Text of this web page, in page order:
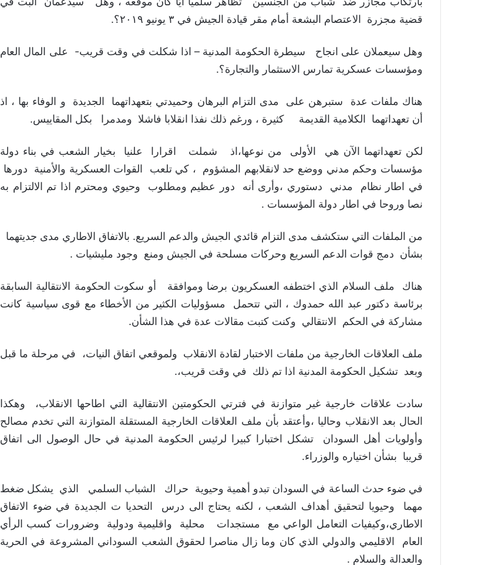
قضية مجزرة الاعتصام البشعة أمام مقر قيادة الجيش في ٣ يونيو ٢٠١٩؟.
وهل سيعملان على انجاح سيطرة الحكومة المدنية – اذا شكلت في وقت قريب- على المال العام
ومؤسسات عسكرية تمارس الاستثمار والتجارة؟.
هناك ملفات عدة ستبرهن على مدى التزام البرهان وحميدتي بتعهداتهما الجديدة و الوفاء بها ، اذ
أن تعهداتهما الكلامية القديمة كثيرة ، ورغم ذلك نفذا انقلابا فاشلا ومدمرا بكل المقاييس.
لكن تعهداتهما الآن هي الأولى من نوعها،اذ شملت اقرارا علنيا بخيار الشعب في بناء دولة
مؤسسات وحكم مدني ووضع حد لانقلابهم المشؤوم ، كي تلعب القوات العسكرية والأمنية دورها
في اطار نظام مدني دستوري ،وأرى أنه دور عظيم ومطلوب وحيوي ومحترم اذا تم الالتزام به
نصا وروحا في اطار دولة المؤسسات .
من الملفات التي ستكشف مدى التزام قائدي الجيش والدعم السريع. بالاتفاق الاطاري مدى جديتهما
بشأن دمج قوات الدعم السريع وحركات مسلحة في الجيش ومنع وجود مليشيات .
هناك ملف السلام الذي اختطفه العسكريون برضا وموافقة أو سكوت الحكومة الانتقالية السابقة
برئاسة دكتور عبد الله حمدوك ، التي تتحمل مسؤوليات الكثير من الأخطاء مع قوى سياسية كانت
مشاركة في الحكم الانتقالي وكنت كتبت مقالات عدة في هذا الشأن.
ملف العلاقات الخارجية من ملفات الاختبار لقادة الانقلاب ولموقعي اتفاق النيات، في مرحلة ما قبل
وبعد تشكيل الحكومة المدنية اذا تم ذلك في وقت قريب،.
سادت علاقات خارجية غير متوازنة في فترتي الحكومتين الانتقالية التي اطاحها الانقلاب، وهكذا
الحال بعد الانقلاب وحاليا ،وأعتقد بأن ملف العلاقات الخارجية المستقلة المتوازنة التي تخدم مصالح
وأولويات أهل السودان تشكل اختبارا كبيرا لرئيس الحكومة المدنية في حال الوصول الى اتفاق
قريبا بشأن اختياره والوزراء.
في ضوء حدث الساعة في السودان تبدو أهمية وحيوية حراك الشباب السلمي الذي يشكل ضغط
مهما وحيويا لتحقيق أهداف الشعب ، لكنه يحتاج الى درس التحديا ت الجديدة في ضوء الاتفاق
الاطاري،وكيفيات التعامل الواعي مع مستجدات محلية واقليمية ودولية وضرورات كسب الرأي
العام الاقليمي والدولي الذي كان وما زال مناصرا لحقوق الشعب السوداني المشروعة في الحرية
والعدالة والسلام .